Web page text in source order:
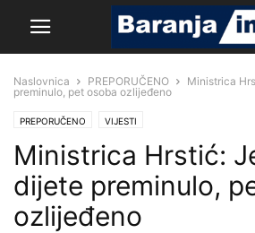
Naslovnica PREPORUČENO
Ministrica
preminulo, pet osoba ozlijeđeno
PREPORUČENO VIJESTI
Ministrica Hrstić:
dijete preminulo,
ozlijeđeno